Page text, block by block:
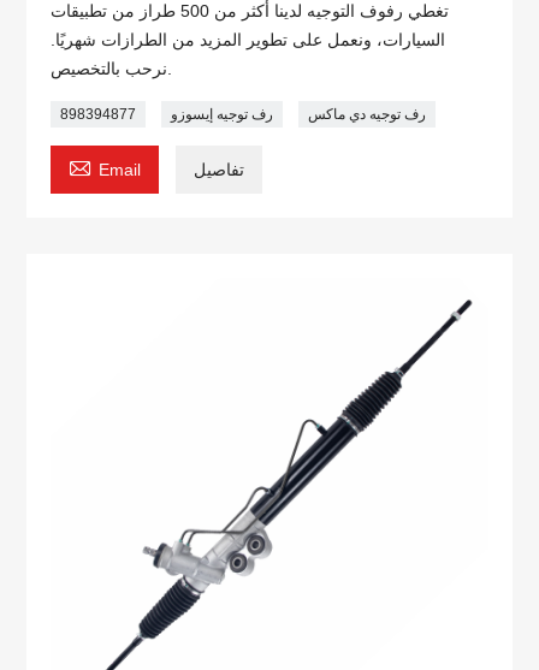
تغطي رفوف التوجيه لدينا أكثر من 500 طراز من تطبيقات
السيارات، ونعمل على تطوير المزيد من الطرازات شهريًا.
898394877 رف توجيه إيسوزو رف توجيه دي ماكس
 Email تفاصيل